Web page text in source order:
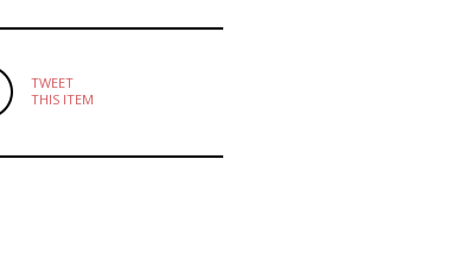
TWEET
THIS ITEM